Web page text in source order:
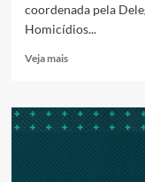
coordenada pela
Homicídios...
Veja maisRead
Polícia
Civil